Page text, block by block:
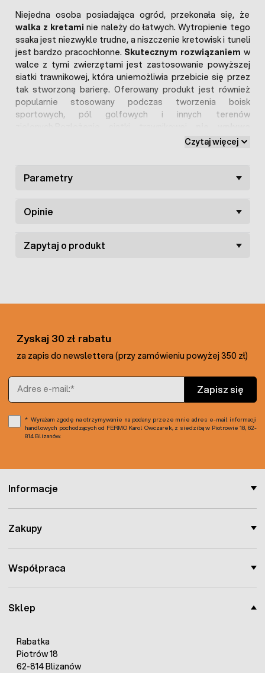
Niejedna osoba posiadająca ogród, przekonała się, że
walka z kretami nie należy do łatwych. Wytropienie tego
ssaka jest niezwykle trudne, a niszczenie kretowisk i tuneli
jest bardzo pracochłonne. Skutecznym rozwiązaniem w
walce z tymi zwierzętami jest zastosowanie powyższej
siatki trawnikowej, która uniemożliwia przebicie się przez
tak stworzoną barierę. Oferowany produkt jest również
popularnie stosowany podczas tworzenia boisk
sportowych, pól golfowych i innych terenów
negatywnie na rozwój korzeniowy trawy. Wręcz
głębokość, na jakiej powinno się umieścić siatkę to ok. 9- 12
lub wilgoć), gdyż wykonano go z
wytrzymałego tworzywa
terenach nierównych, takich jak pagórki lub wniesienia.
Siatkę można ciąć, dopasowując jej kształt do własnych
Czytaj więcej
Parametry
Opinie
Zapytaj o produkt
Sklep
Rabatka
Piotrów 18
62-814 Blizanów
Informacje
Zakupy
Współpraca
Zyskaj 30 zł rabatu
za zapis do newslettera (przy zamówieniu powyżej 350 zł)
Adres e-mail
Zapisz się
Wyrażam zgodę na otrzymywanie na podany przeze mnie adres e-mail informacji
handlowych pochodzących od FERMO Karol Owczarek, z siedzibą w Piotrowie 18, 62-
814 Blizanów.